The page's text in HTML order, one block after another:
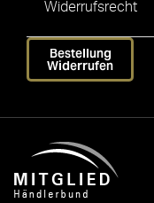
Widerrufsrecht
Bestellung
Widerrufen